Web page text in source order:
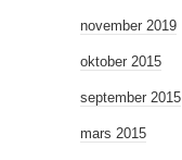
november 2019
oktober 2015
september 2015
mars 2015